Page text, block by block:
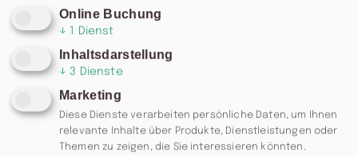
Online Buchung
↓ 1 Dienst
Inhaltsdarstellung
↓ 3 Dienste
Marketing
Diese Dienste verarbeiten persönliche Daten, um Ihnen
relevante Inhalte über Produkte, Dienstleistungen oder
Themen zu zeigen, die Sie interessieren könnten.